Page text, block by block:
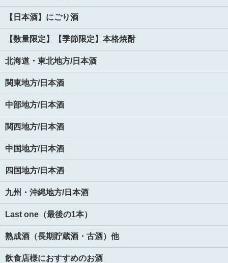
【日本酒】にごり酒
【数量限定】【季節限定】本格焼酎
北海道・東北地方/日本酒
関東地方/日本酒
中部地方/日本酒
関西地方/日本酒
中国地方/日本酒
四国地方/日本酒
九州・沖縄地方/日本酒
Last one（最後の1本）
熟成酒（長期貯蔵酒・古酒）他
飲食店様におすすめのお酒